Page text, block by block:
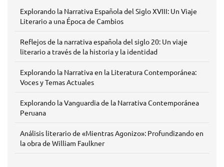
Explorando la Narrativa Española del Siglo XVIII: Un Viaje
Literario a una Época de Cambios
Reflejos de la narrativa española del siglo 20: Un viaje
literario a través de la historia y la identidad
Explorando la Narrativa en la Literatura Contemporánea:
Voces y Temas Actuales
Explorando la Vanguardia de la Narrativa Contemporánea
Peruana
Análisis literario de «Mientras Agonizo»: Profundizando en
la obra de William Faulkner